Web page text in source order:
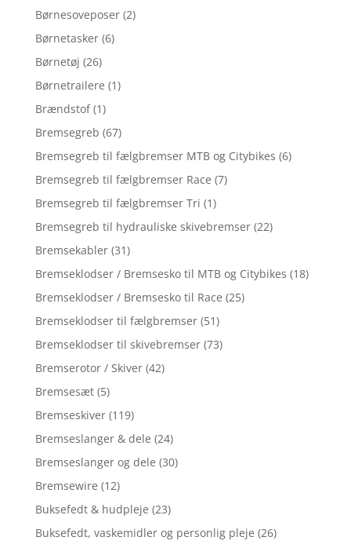
Børnesoveposer (2)
Børnetasker (6)
Børnetøj (26)
Børnetrailere (1)
Brændstof (1)
Bremsegreb (67)
Bremsegreb til fælgbremser MTB og Citybikes (6)
Bremsegreb til fælgbremser Race (7)
Bremsegreb til fælgbremser Tri (1)
Bremsegreb til hydrauliske skivebremser (22)
Bremsekabler (31)
Bremseklodser / Bremsesko til MTB og Citybikes (18)
Bremseklodser / Bremsesko til Race (25)
Bremseklodser til fælgbremser (51)
Bremseklodser til skivebremser (73)
Bremserotor / Skiver (42)
Bremsesæt (5)
Bremseskiver (119)
Bremseslanger & dele (24)
Bremseslanger og dele (30)
Bremsewire (12)
Buksefedt & hudpleje (23)
Buksefedt, vaskemidler og personlig pleje (26)